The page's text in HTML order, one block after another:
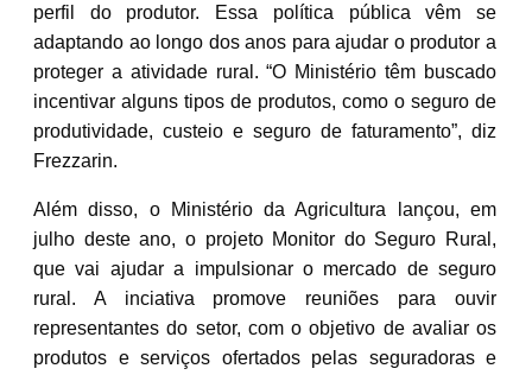
perfil do produtor. Essa política pública vêm se
adaptando ao longo dos anos para ajudar o produtor a
proteger a atividade rural. “O Ministério têm buscado
incentivar alguns tipos de produtos, como o seguro de
produtividade, custeio e seguro de faturamento”, diz
Frezzarin.
Além disso, o Ministério da Agricultura lançou, em
julho deste ano, o projeto Monitor do Seguro Rural,
que vai ajudar a impulsionar o mercado de seguro
rural. A inciativa promove reuniões para ouvir
representantes do setor, com o objetivo de avaliar os
produtos e serviços ofertados pelas seguradoras e